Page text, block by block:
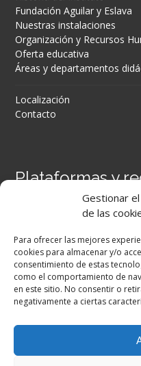
Gestionar
de las
Para ofrecer las mejores
cookies para almacenar y/o
consentimiento de estas
como el comportamiento de
en este sitio. No consentir o
negativamente a ciertas
Fundación Aguilar y Eslava
Nuestras instalaciones
Organización y Recursos
Oferta educativa
Áreas y departamentos
Localización
Contacto
Plataformas y
Secretaría Virtual
Facebook